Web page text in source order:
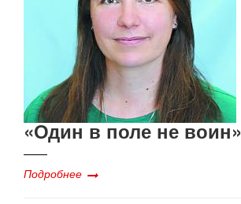
«Один в поле не воин»
Подробнее